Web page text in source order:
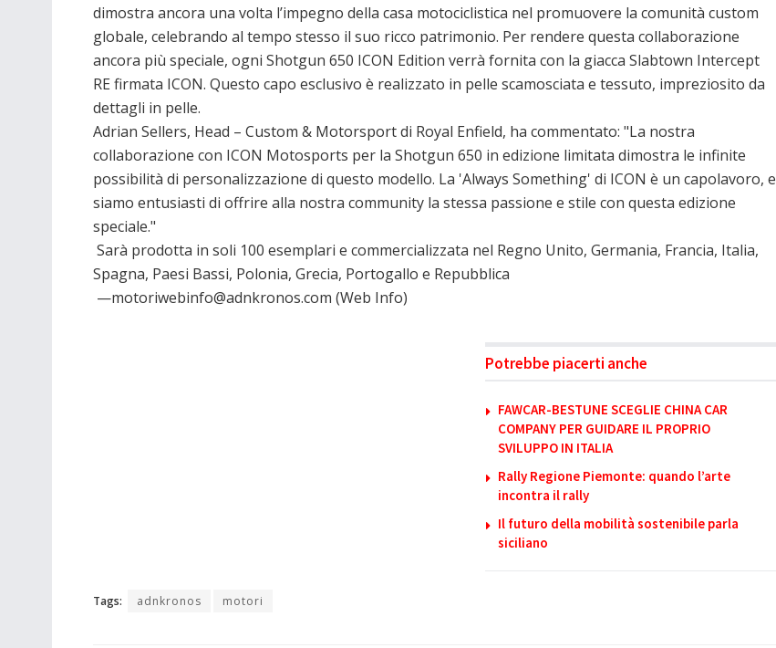
dimostra ancora una volta l’impegno della casa motociclistica nel promuovere la comunità custom
globale, celebrando al tempo stesso il suo ricco patrimonio. Per rendere questa collaborazione
ancora più speciale, ogni Shotgun 650 ICON Edition verrà fornita con la giacca Slabtown Intercept
RE firmata ICON. Questo capo esclusivo è realizzato in pelle scamosciata e tessuto, impreziosito da
dettagli in pelle.
Adrian Sellers, Head – Custom & Motorsport di Royal Enfield, ha commentato: "La nostra
collaborazione con ICON Motosports per la Shotgun 650 in edizione limitata dimostra le infinite
possibilità di personalizzazione di questo modello. La 'Always Something' di ICON è un capolavoro, e
siamo entusiasti di offrire alla nostra community la stessa passione e stile con questa edizione
speciale."
Sarà prodotta in soli 100 esemplari e commercializzata nel Regno Unito, Germania, Francia, Italia,
Spagna, Paesi Bassi, Polonia, Grecia, Portogallo e Repubblica
—motoriwebinfo@adnkronos.com (Web Info)
Potrebbe piacerti anche
FAWCAR-BESTUNE SCEGLIE CHINA CAR
COMPANY PER GUIDARE IL PROPRIO
SVILUPPO IN ITALIA
Rally Regione Piemonte: quando l’arte
incontra il rally
Il futuro della mobilità sostenibile parla
siciliano
Tags: adnkronos motori